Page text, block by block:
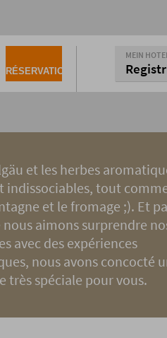
RÉSERVATION
MEIN
et les herbes
indissociables, tout
et le fromage ;). Et
nous aimons surprendre
avec des expériences
nous avons concocté
très spéciale pour vous.